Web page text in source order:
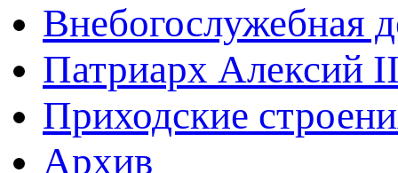
Внебогослужебная
Патриарх Алексий
Приходские
Архив